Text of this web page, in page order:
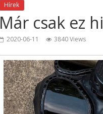
Hírek
Már csak ez
2020-06-11 3840 Views